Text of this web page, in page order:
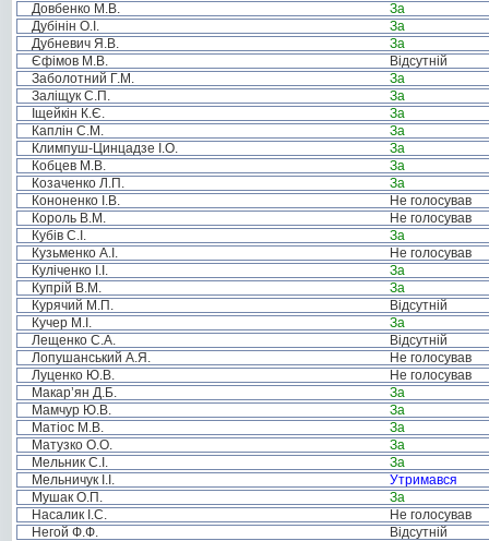
Довбенко М.В.
За
Дубінін О.І.
За
Дубневич Я.В.
За
Єфімов М.В.
Відсутній
Заболотний Г.М.
За
Заліщук С.П.
За
Іщейкін К.Є.
За
Каплін С.М.
За
Климпуш-Цинцадзе І.О.
За
Кобцев М.В.
За
Козаченко Л.П.
За
Кононенко І.В.
Не голосував
Король В.М.
Не голосував
Кубів С.І.
За
Кузьменко А.І.
Не голосував
Куліченко І.І.
За
Купрій В.М.
За
Курячий М.П.
Відсутній
Кучер М.І.
За
Лещенко С.А.
Відсутній
Лопушанський А.Я.
Не голосував
Луценко Ю.В.
Не голосував
Макар’ян Д.Б.
За
Мамчур Ю.В.
За
Матіос М.В.
За
Матузко О.О.
За
Мельник С.І.
За
Мельничук І.І.
Утримався
Мушак О.П.
За
Насалик І.С.
Не голосував
Негой Ф.Ф.
Відсутній